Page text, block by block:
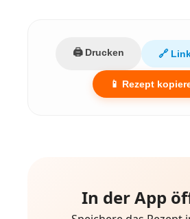
🖨️ Drucken 🔗
📱 Rezept
In der App